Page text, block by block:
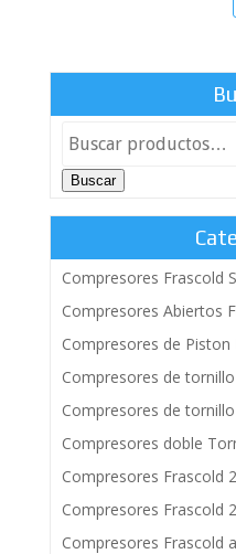
Buscar
Compresores Frascold
Compresores Abiertos
Compresores de Piston
Compresores de
Compresores de
Compresores doble
Compresores Frascold
Compresores Frascold
Compresores Frascold